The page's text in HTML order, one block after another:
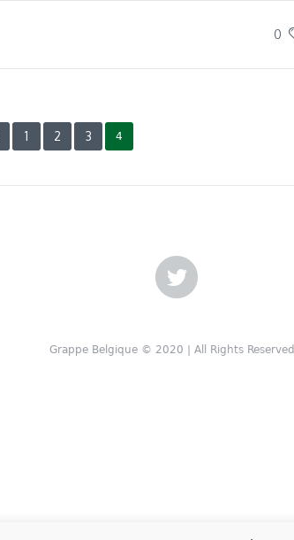
0
1 2 3 4
Grappe Belgique © 2020 | All Rights Reserved